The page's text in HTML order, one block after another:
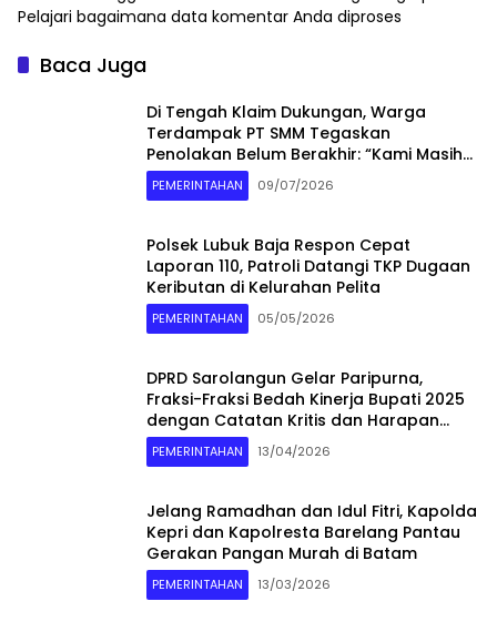
Pelajari bagaimana data komentar Anda diproses
Baca Juga
Di Tengah Klaim Dukungan, Warga
Terdampak PT SMM Tegaskan
Penolakan Belum Berakhir: “Kami Masih
Merasakan Dampaknya”
PEMERINTAHAN 09/07/2026
Polsek Lubuk Baja Respon Cepat
Laporan 110, Patroli Datangi TKP Dugaan
Keributan di Kelurahan Pelita
PEMERINTAHAN 05/05/2026
DPRD Sarolangun Gelar Paripurna,
Fraksi-Fraksi Bedah Kinerja Bupati 2025
dengan Catatan Kritis dan Harapan
Baru
PEMERINTAHAN 13/04/2026
Jelang Ramadhan dan Idul Fitri, Kapolda
Kepri dan Kapolresta Barelang Pantau
Gerakan Pangan Murah di Batam
PEMERINTAHAN 13/03/2026